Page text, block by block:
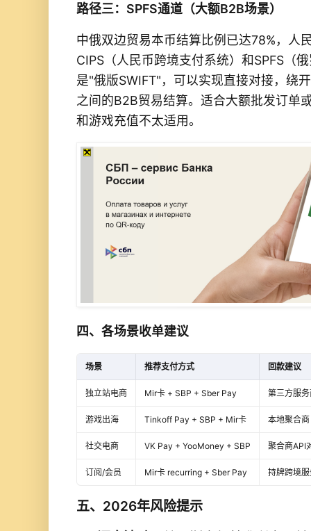
路径三：SPFS通道（大额B2B场景）
中俄双边贸易本币结算比例已达78%，人
CIPS（人民币跨境支付系统）和SPFS（
是"俄版SWIFT"， 可以实现直接对接，绕
之间的B2B贸易结算。适合大额批发订单
和游戏充值不太适用。
四、各场景收单建议
场景 推荐支付方式 回款建议
独立站电商 Mir卡 + SBP + Sber Pay 第三方服
游戏出海 Tinkoff Pay + SBP + Mir卡 本地聚合
社交电商 VK Pay + YooMoney + SBP 聚合商API
订阅/会员 Mir卡 recurring + Sber Pay 持牌跨境
五、2026年风险提示